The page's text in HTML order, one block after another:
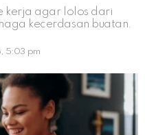
kerja agar lolos dari
kecerdasan buatan.
5:03 pm